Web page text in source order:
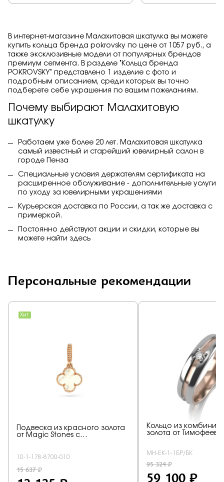
В интернет-магазине Малахитовая шкатулка вы можете
купить кольца бренда pokrovsky по цене от 1057 руб., а
также эксклюзивные модели от популярных брендов
премиум сегмента. В разделе "Кольца бренда
POKROVSKY" представлено 1 изделие с фото и
подробным описанием, среди которых вы точно
подберете себе украшения по вашим пожеланиям.
Почему выбирают Малахитовую
шкатулку
Работаем уже более 20 лет. Малахитовая шкатулка
самый известный и старейший ювелирный салон в
городе Пенза
Специальные условия держателям сертификата на
расширенное обслуживание - дополнительные услуги
по уходу за ювелирными украшениями
Курьерская доставка по России, а так же доставка с
примеркой.
Постоянно действуют акции и скидки, которые вы
можете найти здесь
Персональные рекомендации